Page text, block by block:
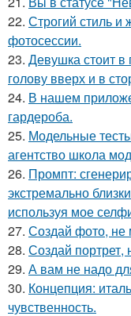
22. Строгий стиль и
фотосессии.
23. Девушка стоит в
голову вверх и в
24. В нашем
гардероба.
25. Модельные
агентство школа
26. Промпт:
экстремально
используя мое
27. Создай фото, не
28. Создай портрет,
29. А вам не надо
30. Концепция:
чувственность.